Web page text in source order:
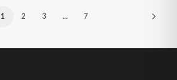
1 2 3 … 7